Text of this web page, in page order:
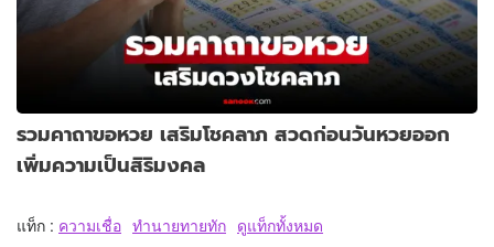
รวมคาถาขอหวย เสริมโชคลาภ สวดก่อนวันหวยออก
เพิ่มความเป็นสิริมงคล
แท็ก : ความเชื่อ ทำนายทายทัก ดูแท็กทั้งหมด